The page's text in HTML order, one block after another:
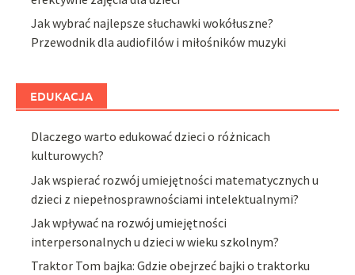
Jak wybrać najlepsze słuchawki wokółuszne?
Przewodnik dla audiofilów i miłośników muzyki
EDUKACJA
Dlaczego warto edukować dzieci o różnicach
kulturowych?
Jak wspierać rozwój umiejętności matematycznych u
dzieci z niepełnosprawnościami intelektualnymi?
Jak wpływać na rozwój umiejętności
interpersonalnych u dzieci w wieku szkolnym?
Traktor Tom bajka: Gdzie obejrzeć bajki o traktorku